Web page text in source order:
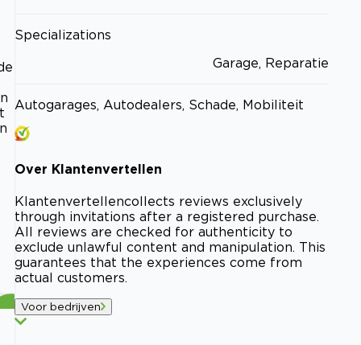
Specializations
Garage, Reparatie
Autogarages, Autodealers, Schade, Mobiliteit
Over Klantenvertellen
Klantenvertellencollects reviews exclusively
through invitations after a registered purchase.
All reviews are checked for authenticity to
exclude unlawful content and manipulation. This
guarantees that the experiences come from
actual customers.
Voor bedrijven